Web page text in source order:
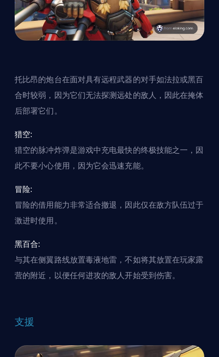
托比昂的炮台在面对具有远程武器的对手如法拉或黑百
合时较弱，因为它们无法探测远处的敌人，因此在掩体
后部署它们。
猎空:
猎空的脉冲炸弹是游戏中充电最快的终极技能之一，因
此不要小心使用，因为它会迅速充能。
冒险:
冒险的借用能力非常适合撤退，因此仅在敌方队伍过于
激进时使用。
黑百合:
与其在侧翼路线放置毒液地雷，不如将其放置在玩家露
营的附近，以便任何进攻的敌人开始受到伤害。
支援